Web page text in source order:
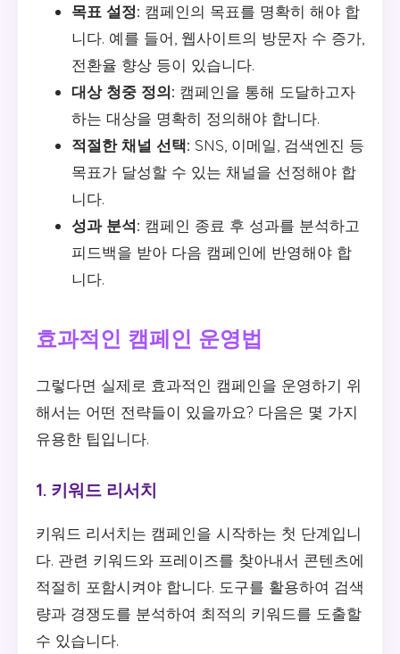
목표 설정: 캠페인의 목표를 명확히 해야 합
니다. 예를 들어, 웹사이트의 방문자 수 증가,
전환율 향상 등이 있습니다.
대상 청중 정의: 캠페인을 통해 도달하고자
하는 대상을 명확히 정의해야 합니다.
적절한 채널 선택: SNS, 이메일, 검색엔진 등
목표가 달성할 수 있는 채널을 선정해야 합
니다.
성과 분석: 캠페인 종료 후 성과를 분석하고
피드백을 받아 다음 캠페인에 반영해야 합
니다.
효과적인 캠페인 운영법
그렇다면 실제로 효과적인 캠페인을 운영하기 위
해서는 어떤 전략들이 있을까요? 다음은 몇 가지
유용한 팁입니다.
1. 키워드 리서치
키워드 리서치는 캠페인을 시작하는 첫 단계입니
다. 관련 키워드와 프레이즈를 찾아내서 콘텐츠에
적절히 포함시켜야 합니다. 도구를 활용하여 검색
량과 경쟁도를 분석하여 최적의 키워드를 도출할
수 있습니다.